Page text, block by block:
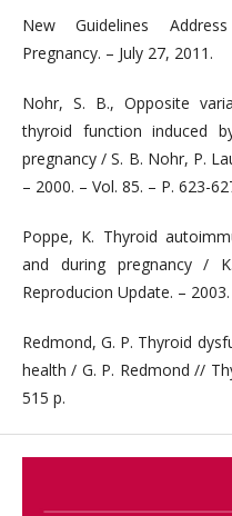
New Guidelines
Pregnancy. – July 27, 2011.
Nohr, S. B., Opposite
thyroid function induced
pregnancy / S. B. Nohr, Р.
– 2000. – Vol. 85. – P. 623-
Poppe, K. Thyroid
and during pregnancy /
Reproducion Update. –
Redmond, G. P. Thyroid
health / G. P. Redmond //
515 p.